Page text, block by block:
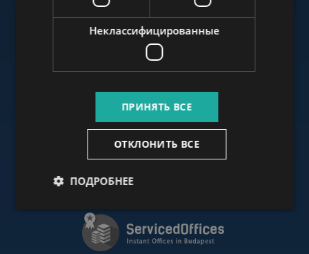
www.budapestoffices.net
www.budapestpropertysellers.com
Неклассифицированные
ПРИНЯТЬ ВСЕ
ОТКЛОНИТЬ ВСЕ
ПОДРОБНЕЕ